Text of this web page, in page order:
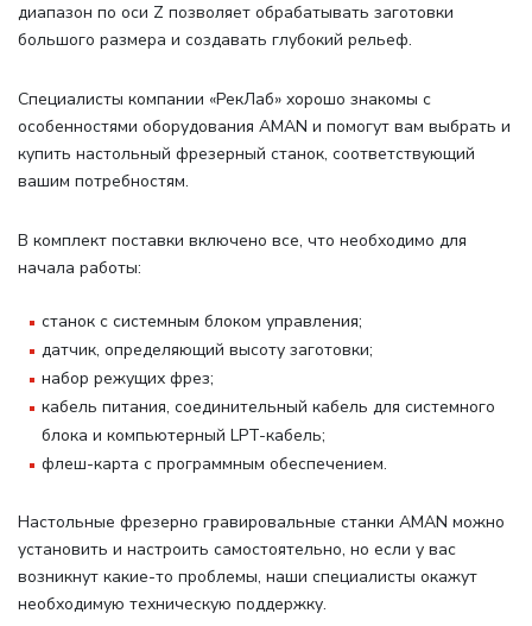
диапазон по оси Z позволяет обрабатывать заготовки
большого размера и создавать глубокий рельеф.
Специалисты компании «РекЛаб» хорошо знакомы с
особенностями оборудования AMAN и помогут вам выбрать и
купить настольный фрезерный станок, соответствующий
вашим потребностям.
В комплект поставки включено все, что необходимо для
начала работы:
станок с системным блоком управления;
датчик, определяющий высоту заготовки;
набор режущих фрез;
кабель питания, соединительный кабель для системного
блока и компьютерный LPT-кабель;
флеш-карта с программным обеспечением.
Настольные фрезерно гравировальные станки AMAN можно
установить и настроить самостоятельно, но если у вас
возникнут какие-то проблемы, наши специалисты окажут
необходимую техническую поддержку.